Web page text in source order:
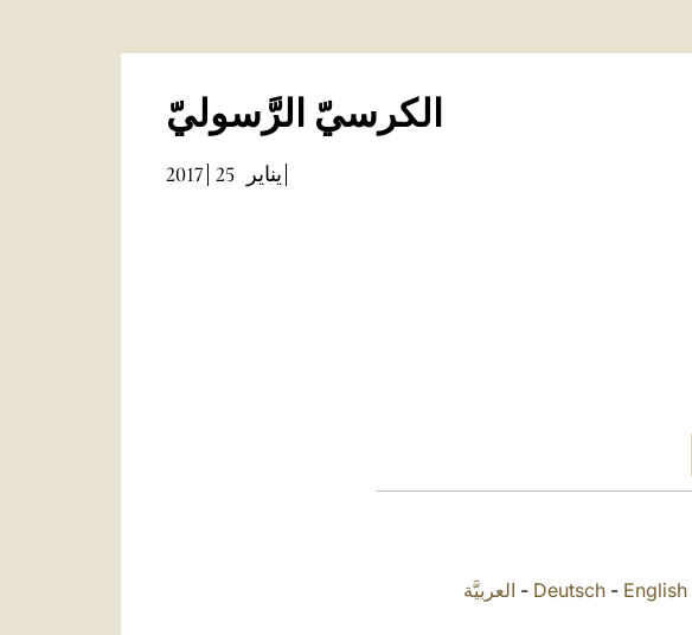
الكرسيّ الرَّسوليّ
2017 يناير 25
العربيَّة - Deutsch - English